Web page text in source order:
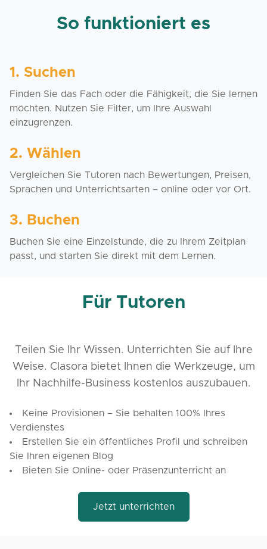
So funktioniert es
1. Suchen
Finden Sie das Fach oder die Fähigkeit, die Sie lernen
möchten. Nutzen Sie Filter, um Ihre Auswahl
einzugrenzen.
2. Wählen
Vergleichen Sie Tutoren nach Bewertungen, Preisen,
Sprachen und Unterrichtsarten – online oder vor Ort.
3. Buchen
Buchen Sie eine Einzelstunde, die zu Ihrem Zeitplan
passt, und starten Sie direkt mit dem Lernen.
Für Tutoren
Teilen Sie Ihr Wissen. Unterrichten Sie auf Ihre
Weise. Clasora bietet Ihnen die Werkzeuge, um
Ihr Nachhilfe-Business kostenlos auszubauen.
Keine Provisionen – Sie behalten 100% Ihres
Verdienstes
Erstellen Sie ein öffentliches Profil und schreiben
Sie Ihren eigenen Blog
Bieten Sie Online- oder Präsenzunterricht an
Jetzt unterrichten